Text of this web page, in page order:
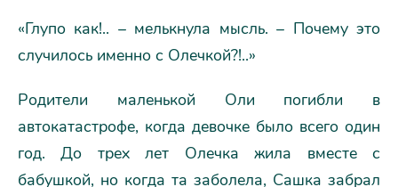
«Глупо как!.. – мелькнула мысль. – Почему это
случилось именно с Олечкой?!..»
Родители маленькой Оли погибли в
автокатастрофе, когда девочке было всего один
год. До трех лет Олечка жила вместе с
бабушкой, но когда та заболела, Сашка забрал